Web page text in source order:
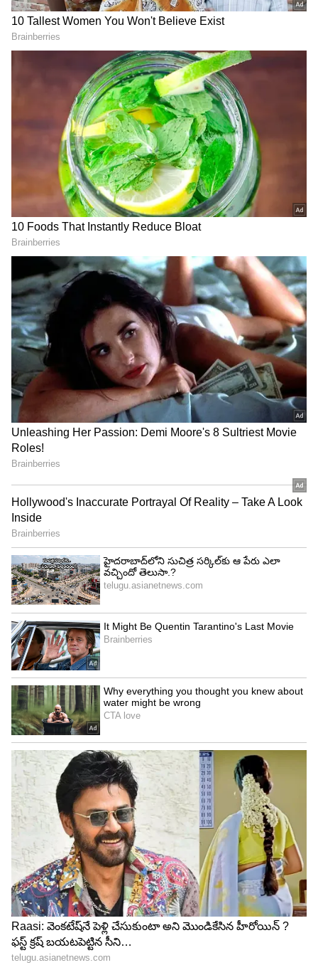
మాస్ వార్నింగ్‌.. 9/11 తరహా
దాడులు చేస్తామంటూ హెచ్చ‌రిక
అమెరికా ఇప్ప‌టి వ‌ర‌కు ఎన్ని
కోట్లు ఖ‌ర్చు చేసిందో తెలిస్తే షాక్
LATEST VIDEOS
తెలుగు రాష్ట్రాల్లో మళ్లీ మొదలైన భారీ
వర్షాలు | AP & Telangana Rain Alert
డాలర్లు వస్తాయి కానీ... అమెరికాలో అందరి
బతుకూ ఇదే! | US vs India Minimum
Wage | Asianet News Telugu